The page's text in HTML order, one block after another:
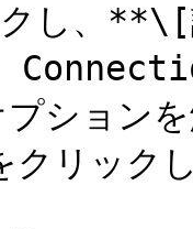
クし、
ションを
ックし